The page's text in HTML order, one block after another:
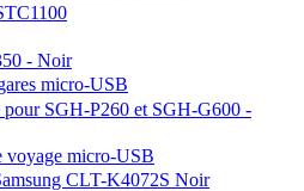
- Noir
micro-USB
pour SGH-P260 et SGH-G600 -
voyage micro-USB
CLT-K4072S Noir